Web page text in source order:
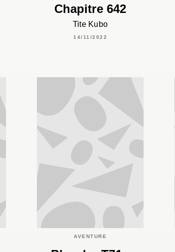
Chapitre 642
Tite Kubo
14/11/2022
AVENTURE